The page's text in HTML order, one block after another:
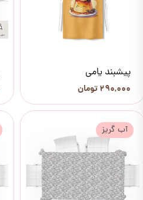
پیشبند یامی
۲۹۰,۰۰۰ تومان
آب گریز